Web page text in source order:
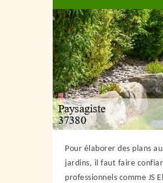
Pour élaborer des plans
jardins, il faut faire
professionnels comme JS